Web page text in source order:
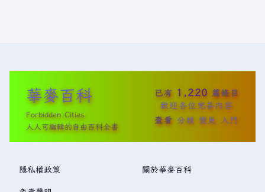
華麥百科
Forbidden Cities
人人可編輯的自由百科全書
已有 1,220 篇條目
歡迎各位完善內容
查看 分類 變更 入門
隱私權政策 關於華麥百科